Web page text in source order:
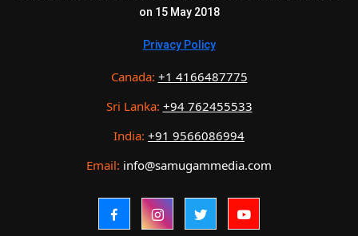
on 15 May 2018
Privacy Policy
Canada: +1 4166487775
Sri Lanka: +94 762455533
India: +91 9566086994
Email: info@samugammedia.com